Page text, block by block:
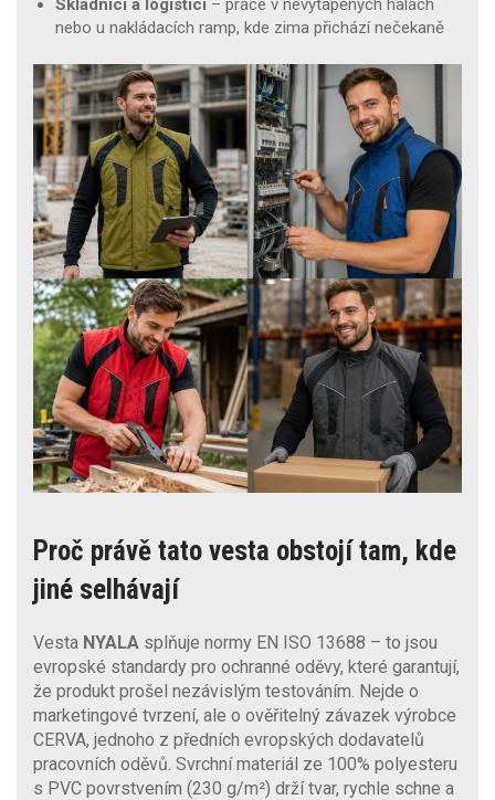
nebo u nakládacích ramp, kde zima přichází nečekaně
Proč právě tato vesta obstojí tam, kde
jiné selhávají
Vesta NYALA splňuje normy EN ISO 13688 – to jsou
evropské standardy pro ochranné oděvy, které garantují,
že produkt prošel nezávislým testováním. Nejde o
marketingové tvrzení, ale o ověřitelný závazek výrobce
CERVA, jednoho z předních evropských dodavatelů
pracovních oděvů. Svrchní materiál ze 100% polyesteru
s PVC povrstvením (230 g/m²) drží tvar, rychle schne a